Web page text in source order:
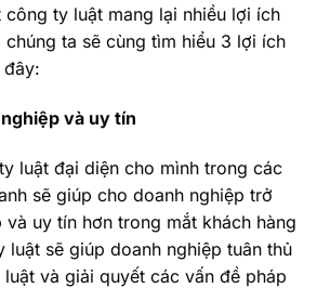
ty luật mang lại nhiều lợi ích
ta sẽ cùng tìm hiểu 3 lợi ích
đây:
và uy tín
luật đại diện cho mình trong các
sẽ giúp cho doanh nghiệp trở
và uy tín hơn trong mắt khách hàng
luật sẽ giúp doanh nghiệp tuân thủ
và giải quyết các vấn đề pháp